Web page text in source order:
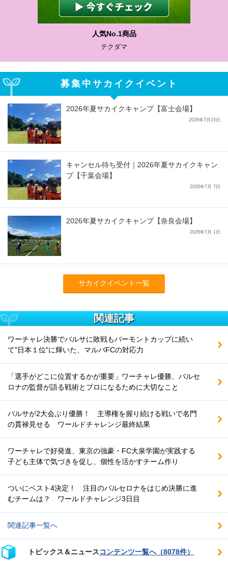
人気No.1商品
テクダマ
募集中サカイクイベント
2026年夏サカイクキャンプ【富士会場】
2026年7月15日
キャンセル待ち受付｜2026年夏サカイクキャン
プ【千葉会場】
2026年7月 7日
2026年夏サカイクキャンプ【奈良会場】
2026年7月 1日
サカイクイベント一覧
関連記事
ワーチャレ決勝でバルサに敗戦もバーモントカップに続い
て"日本１位"に輝いた、マルバFCの対応力
「選手がどこに位置するかが重要」ワーチャレ優勝、バルセ
ロナの監督が語る戦術とプロになるために大切なこと
バルサが2大会ぶり優勝！ 主導権を握り続ける戦いで名門
の貫禄見せる ワールドチャレンジ最終結果
ワーチャレで好発進、東京の強豪・FC大泉学園が実践する
子ども主体で気づきを促し、個性を活かすチーム作り
ついにベスト4決定！ 注目のバルセロナをはじめ決勝に進
むチームは？ ワールドチャレンジ3日目
関連記事一覧へ
トピックス＆ニュースコンテンツ一覧へ（8078件）